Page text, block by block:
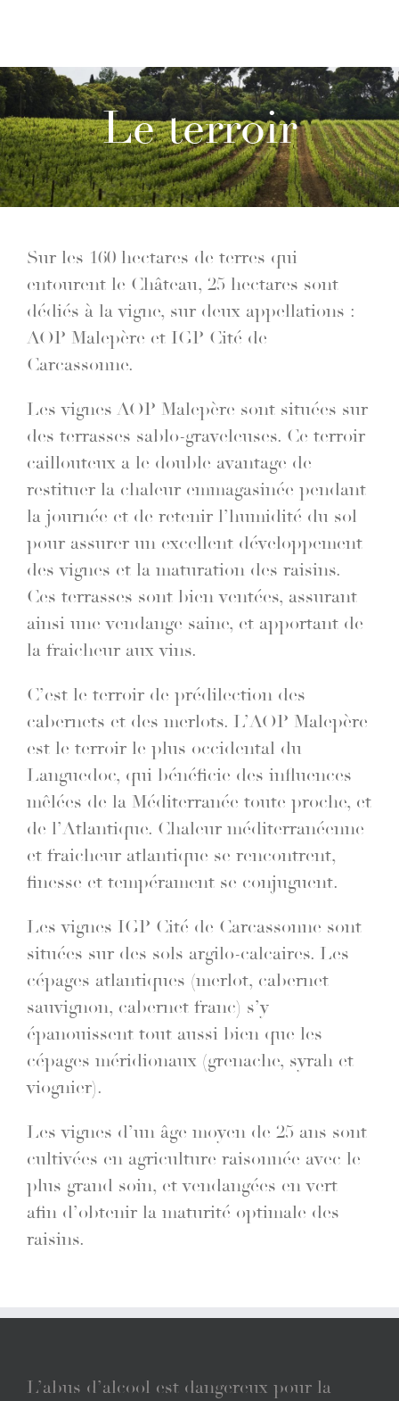
Le terroir
Sur les 160 hectares de terres qui
entourent le Château, 25 hectares sont
dédiés à la vigne, sur deux appellations :
AOP Malepère et IGP Cité de
Carcassonne.
Les vignes AOP Malepère sont situées sur
des terrasses sablo-graveleuses. Ce terroir
caillouteux a le double avantage de
restituer la chaleur emmagasinée pendant
la journée et de retenir l’humidité du sol
pour assurer un excellent développement
des vignes et la maturation des raisins.
Ces terrasses sont bien ventées, assurant
ainsi une vendange saine, et apportant de
la fraicheur aux vins.
C’est le terroir de prédilection des
cabernets et des merlots. L’AOP Malepère
est le terroir le plus occidental du
Languedoc, qui bénéficie des influences
mêlées de la Méditerranée toute proche, et
de l’Atlantique. Chaleur méditerranéenne
et fraicheur atlantique se rencontrent,
finesse et tempérament se conjuguent.
Les vignes IGP Cité de Carcassonne sont
situées sur des sols argilo-calcaires. Les
cépages atlantiques (merlot, cabernet
sauvignon, cabernet franc) s’y
épanouissent tout aussi bien que les
cépages méridionaux (grenache, syrah et
viognier).
Les vignes d’un âge moyen de 25 ans sont
cultivées en agriculture raisonnée avec le
plus grand soin, et vendangées en vert
afin d’obtenir la maturité optimale des
raisins.
L’abus d’alcool est dangereux pour la